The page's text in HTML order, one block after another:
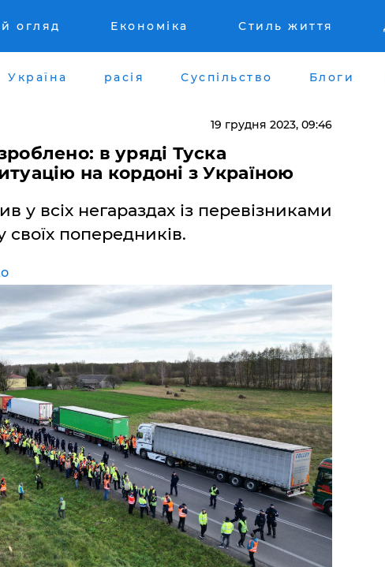
огляд Економіка Стиль життя
Україна расія Суспільство Блоги
19 грудня 2023, 09:46
в уряді Туска
на кордоні з Україною
у всіх негараздах із перевізниками
попередників.